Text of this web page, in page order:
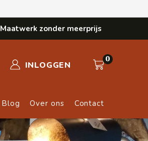
Maatwerk zonder meerprijs
INLOGGEN
0
Blog Over ons Contact